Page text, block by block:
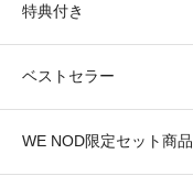
特典付き
ベストセラー
WE NOD限定セット商品